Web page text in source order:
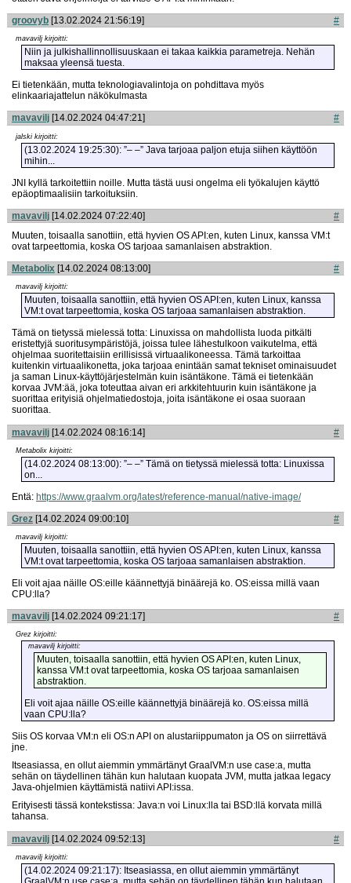
groovyb [13.02.2024 21:56:19] #
mavavilj kirjoitti:
Niin ja julkishallinnollisuuskaan ei takaa kaikkia parametreja. Nehän
maksaa yleensä tuesta.
Ei tietenkään, mutta teknologiavalintoja on pohdittava myös
elinkaariajattelun näkökulmasta
mavavilj [14.02.2024 04:47:21] #
jalski kirjoitti:
(13.02.2024 19:25:30): ”– –” Java tarjoaa paljon etuja siihen käyttöön
mihin...
JNI kyllä tarkoitettiin noille. Mutta tästä uusi ongelma eli työkalujen käyttö
epäoptimaalisiin tarkoituksiin.
mavavilj [14.02.2024 07:22:40]
#
Muuten, toisaalla sanottiin, että hyvien OS API:en, kuten Linux, kanssa VM:t
ovat tarpeettomia, koska OS tarjoaa samanlaisen abstraktion.
Metabolix [14.02.2024 08:13:00] #
mavavilj kirjoitti:
Muuten, toisaalla sanottiin, että hyvien OS API:en, kuten Linux, kanssa
VM:t ovat tarpeettomia, koska OS tarjoaa samanlaisen abstraktion.
Tämä on tietyssä mielessä totta: Linuxissa on mahdollista luoda pitkälti
eristettyjä suoritusympäristöjä, joissa tulee lähestulkoon vaikutelma, että
ohjelmaa suoritettaisiin erillisissä virtuaalikoneessa. Tämä tarkoittaa
kuitenkin virtuaalikonetta, joka tarjoaa enintään samat tekniset ominaisuudet
ja saman Linux-käyttöjärjestelmän kuin isäntäkone. Tämä ei tietenkään
korvaa JVM:ää, joka toteuttaa aivan eri arkkitehtuurin kuin isäntäkone ja
suorittaa erityisiä ohjelmatiedostoja, joita isäntäkone ei osaa suoraan
suorittaa.
mavavilj [14.02.2024 08:16:14] #
Metabolix kirjoitti:
(14.02.2024 08:13:00): ”– –” Tämä on tietyssä mielessä totta: Linuxissa
on...
Entä: https://www.graalvm.org/latest/reference-manual/native-image/
Grez [14.02.2024 09:00:10] #
mavavilj kirjoitti:
Muuten, toisaalla sanottiin, että hyvien OS API:en, kuten Linux, kanssa
VM:t ovat tarpeettomia, koska OS tarjoaa samanlaisen abstraktion.
Eli voit ajaa näille OS:eille käännettyjä binäärejä ko. OS:eissa millä vaan
CPU:lla?
mavavilj [14.02.2024 09:21:17] #
Grez kirjoitti:
mavavilj kirjoitti:
Muuten, toisaalla sanottiin, että hyvien OS API:en, kuten Linux,
kanssa VM:t ovat tarpeettomia, koska OS tarjoaa samanlaisen
abstraktion.
Eli voit ajaa näille OS:eille käännettyjä binäärejä ko. OS:eissa millä
vaan CPU:lla?
Siis OS korvaa VM:n eli OS:n API on alustariippumaton ja OS on siirrettävä
jne.
Itseasiassa, en ollut aiemmin ymmärtänyt GraalVM:n use case:a, mutta
sehän on täydellinen tähän kun halutaan kuopata JVM, mutta jatkaa legacy
Java-ohjelmien käyttämistä natiivi API:issa.
Erityisesti tässä kontekstissa: Java:n voi Linux:lla tai BSD:llä korvata millä
tahansa.
mavavilj [14.02.2024 09:52:13] #
mavavilj kirjoitti:
(14.02.2024 09:21:17): Itseasiassa, en ollut aiemmin ymmärtänyt